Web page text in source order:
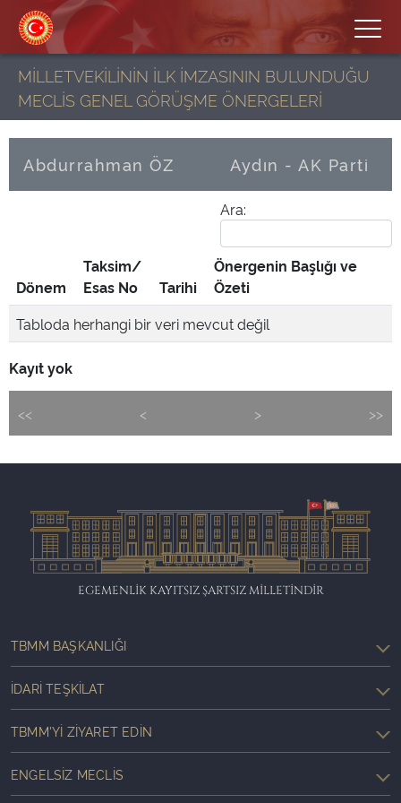
MİLLETVEKİLİNİN İLK İMZASININ BULUNDUĞU
MECLİS GENEL GÖRÜŞME ÖNERGELERİ
Abdurrahman ÖZ Aydın - AK Parti
Ara:
Dönem
Taksim/
Esas No
Tarihi
Önergenin Başlığı ve
Özeti
Tabloda herhangi bir veri mevcut değil
Kayıt yok
<< < > >>
EGEMENLİK KAYITSIZ ŞARTSIZ MİLLETİNDİR
TBMM BAŞKANLIĞI
İDARI TEŞKILAT
TBMM'YI ZIYARET EDIN
ENGELSIZ MECLIS